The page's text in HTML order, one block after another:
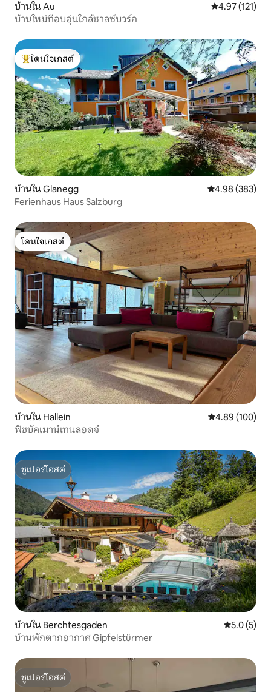
บ้านใน Au คะแนนเฉลี่ย
4.97 (121)
บ้านใหม่ที่อบอุ่นใกล้ซาลซ์บวร์ก
โดนใจเกสต์ที่สุด
โดนใจเกสต์
บ้านใน Glanegg คะแนนเฉลี่ย
4.98 (383)
Ferienhaus Haus Salzburg
โดนใจเกสต์
โดนใจเกสต์
บ้านใน Hallein คะแนนเฉลี่ย
4.89 (100)
ฟิชบัคเมาน์เทนลอดจ์
ซูเปอร์โฮสต์
ซูเปอร์โฮสต์
บ้านใน Berchtesgaden คะแนนเฉลี่
5.0 (5)
บ้านพักตากอากาศ Gipfelstürmer
ซูเปอร์โฮสต์
ซูเปอร์โฮสต์